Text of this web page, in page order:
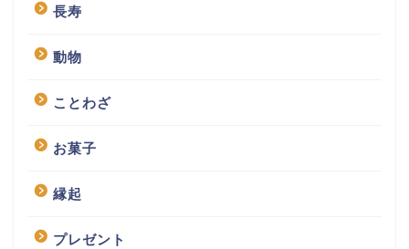
長寿
動物
ことわざ
お菓子
縁起
プレゼント